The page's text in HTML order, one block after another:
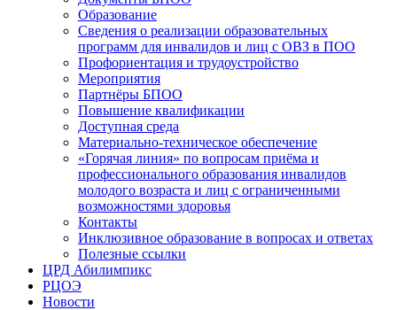
Образование
Сведения о реализации образовательных
программ для инвалидов и лиц с ОВЗ в ПОО
Профориентация и трудоустройство
Мероприятия
Партнёры БПОО
Повышение квалификации
Доступная среда
Материально-техническое обеспечение
«Горячая линия» по вопросам приёма и
профессионального образования инвалидов
молодого возраста и лиц с ограниченными
возможностями здоровья
Контакты
Инклюзивное образование в вопросах и ответах
Полезные ссылки
ЦРД Абилимпикс
РЦОЭ
Новости